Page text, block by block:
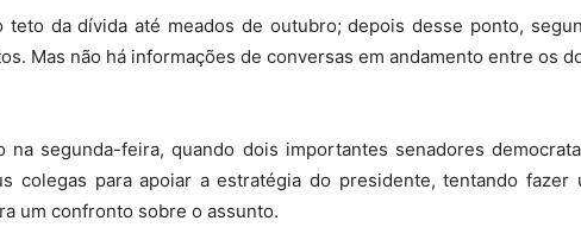
Banco
Central
teto da dívida até meados de outubro; depois desse ponto,
Mas não há informações de conversas em andamento entre os
segunda-feira, quando dois importantes senadores
colegas para apoiar a estratégia do presidente, tentando
um confronto sobre o assunto.